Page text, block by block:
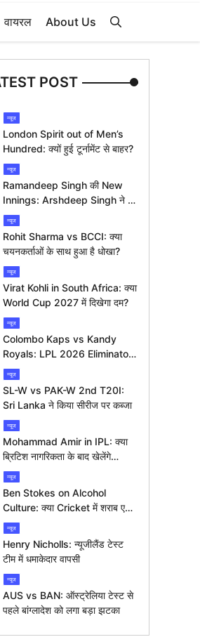
वायरल About Us
POST
न्यूज
London Spirit out of Men’s
Hundred: क्यों हुई टूर्नामेंट से बाहर?
न्यूज
Ramandeep Singh की New
Innings: Arshdeep Singh ने दी
ख़ास बधाई
न्यूज
Rohit Sharma vs BCCI: क्या
चयनकर्ताओं के साथ हुआ है धोखा?
न्यूज
Virat Kohli in South Africa: क्या
World Cup 2027 में दिखेगा दम?
न्यूज
Colombo Kaps vs Kandy
Royals: LPL 2026 Eliminator
में कौन मारेगा बाज़ी?
न्यूज
SL-W vs PAK-W 2nd T20I:
Sri Lanka ने किया सीरीज पर कब्जा
न्यूज
Mohammad Amir in IPL: क्या
ब्रिटिश नागरिकता के बाद खेलेंगे
आईपीएल?
न्यूज
Ben Stokes on Alcohol
Culture: क्या Cricket में शराब एक
बड़ी समस्या है?
न्यूज
Henry Nicholls: न्यूजीलैंड टेस्ट
टीम में धमाकेदार वापसी
न्यूज
AUS vs BAN: ऑस्ट्रेलिया टेस्ट से
पहले बांग्लादेश को लगा बड़ा झटका